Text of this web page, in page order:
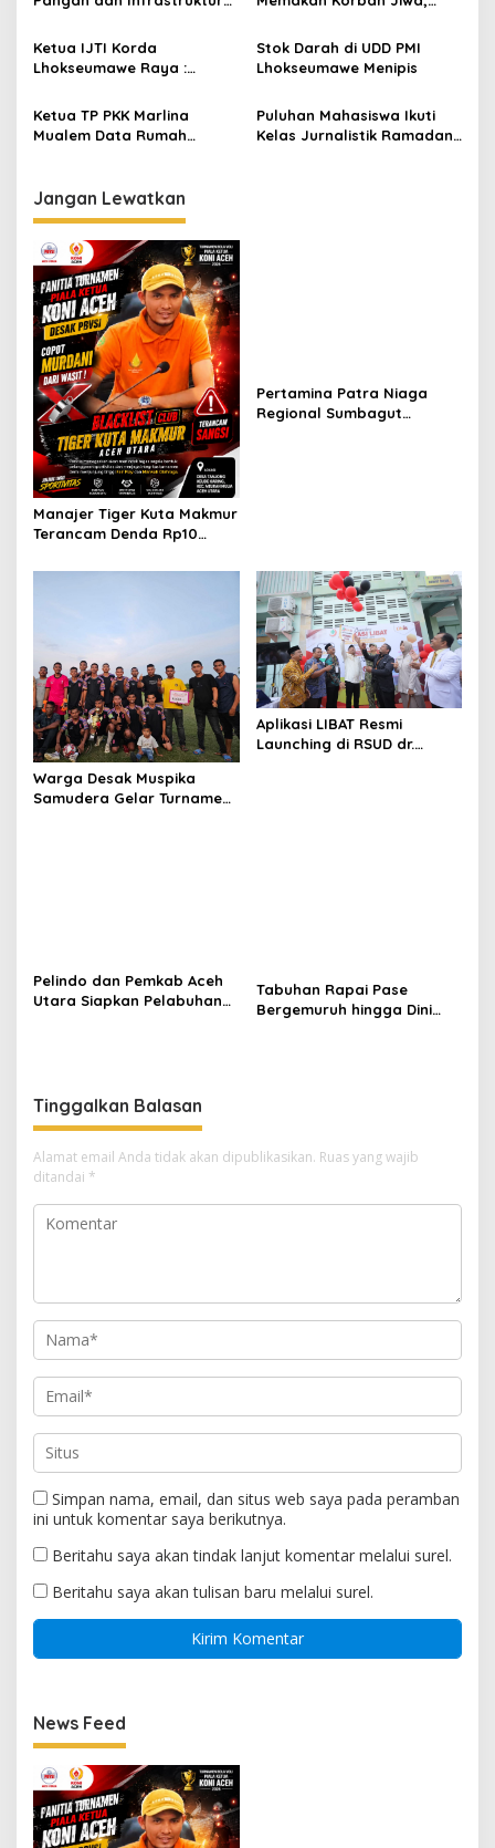
o
s
Dilantik
Panggil Kontraktor
Ketua IJTI Korda
Lhokseumawe Raya :
Menangkap Pelaku Teror
Terhadap Jurnalis Tempo
Stok Darah di UDD PMI
Lhokseumawe Menipis
Ketua TP PKK Marlina
Mualem Data Rumah
Puluhan Mahasiswa Ikuti
Kelas Jurnalistik Ramadan
Jangan Lewatkan
Manajer Tiger Kuta Makmur
Terancam Denda Rp10
Piala Ketua KONI Aceh Akan
Pertamina Patra Niaga
Regional Sumbagut
Warga Desak Muspika
Samudera Gelar Turnamen
Aplikasi LIBAT Resmi
Launching di RSUD dr.
Pelindo dan Pemkab Aceh
Utara Siapkan Pelabuhan
Tabuhan Rapai Pase
Bergemuruh hingga Dini
Tinggalkan Balasan
Alamat email Anda tidak akan dipublikasikan. Ruas yang wajib
ditandai *
Simpan nama, email, dan situs web saya pada peramban
ini untuk komentar saya berikutnya.
Beritahu saya akan tindak lanjut komentar melalui surel.
Beritahu saya akan tulisan baru melalui surel.
News Feed